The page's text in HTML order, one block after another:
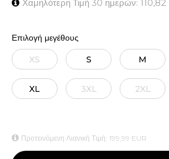
Χαμηλότερη Τιμή 30 ημερών: 110,82
Επιλογή μεγέθους
XS S M
XL 3XL 2XL
Προτεινόμενη Λιανική Τιμή: 199,99 EUR